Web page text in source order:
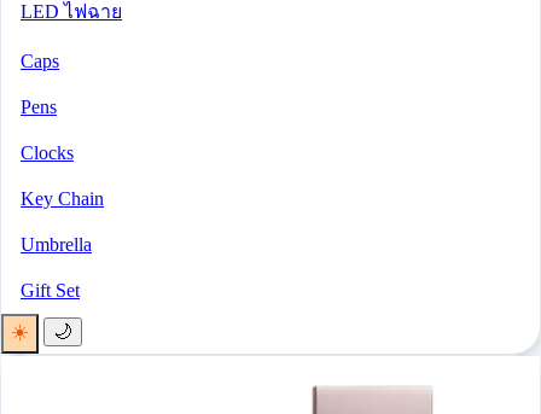
LED ไฟฉาย
Caps
Pens
Clocks
Key Chain
Umbrella
Gift Set
☀️
🌙